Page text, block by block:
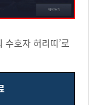
수호자 허리띠’로